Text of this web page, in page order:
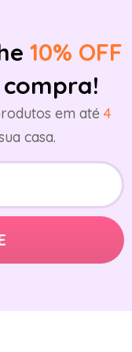
10% OFF
em até 4
casa.